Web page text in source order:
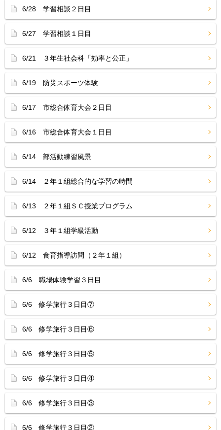
6/28 学習相談２日目
6/27 学習相談１日目
6/21 ３年生社会科「効率と公正」
6/19 防災スポーツ体験
6/17 市総合体育大会２日目
6/16 市総合体育大会１日目
6/14 部活動練習風景
6/14 ２年１組総合的な学習の時間
6/13 ２年１組ＳＣ授業プログラム
6/12 ３年１組学級活動
6/12 食育指導訪問（２年１組）
6/6 職場体験学習３日目
6/6 修学旅行３日目⑦
6/6 修学旅行３日目⑥
6/6 修学旅行３日目⑤
6/6 修学旅行３日目④
6/6 修学旅行３日目③
6/6 修学旅行３日目②